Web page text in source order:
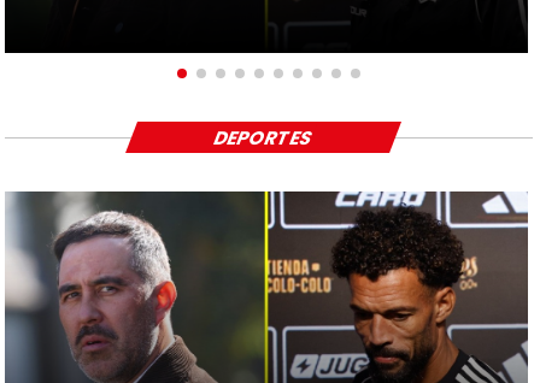
DEPORTES